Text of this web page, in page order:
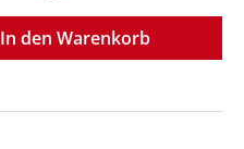
In den Warenkorb